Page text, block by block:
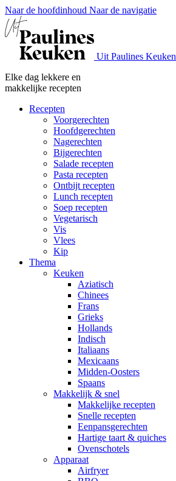
Naar de hoofdinhoud Naar de navigatie
Uit Paulines Keuken
Elke dag lekkere en
makkelijke recepten
Recepten
Voorgerechten
Hoofdgerechten
Nagerechten
Bijgerechten
Salade recepten
Pasta recepten
Ontbijt recepten
Lunch recepten
Soep recepten
Vegetarisch
Vis
Vlees
Kip
Thema
Keuken
Aziatisch
Chinees
Frans
Grieks
Hollands
Indisch
Italiaans
Mexicaans
Midden-Oosters
Spaans
Makkelijk & snel
Makkelijke recepten
Snelle recepten
Eenpansgerechten
Hartige taart & quiches
Ovenschotels
Apparaat
Airfryer